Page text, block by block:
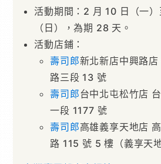
活動期間：2 月 10 日（一
（日），為期 28 天。
活動店鋪：
壽司郎新北新店中興路
路三段 13 號
壽司郎台中北屯松竹店
一段 1177 號
壽司郎高雄義享天地店
路 115 號 5 樓（義享天